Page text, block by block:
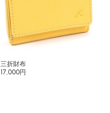
三折財布
17,000円